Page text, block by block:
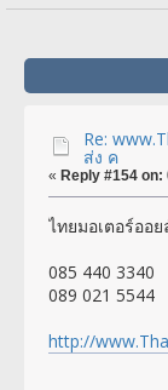
Re:
ส่ง ค
« Reply #154 on:
ไทยมอเตอร์ออย
085 440 3340
089 021 5544
http://